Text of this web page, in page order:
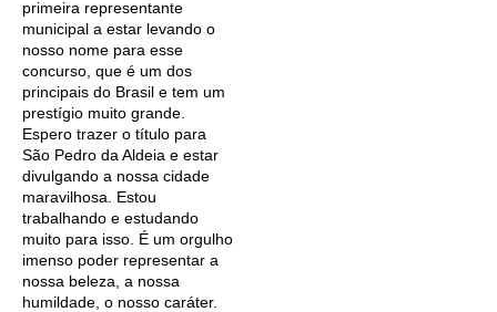
primeira representante
municipal a estar levando o
nosso nome para esse
concurso, que é um dos
principais do Brasil e tem um
prestígio muito grande.
Espero trazer o título para
São Pedro da Aldeia e estar
divulgando a nossa cidade
maravilhosa. Estou
trabalhando e estudando
muito para isso. É um orgulho
imenso poder representar a
nossa beleza, a nossa
humildade, o nosso caráter.